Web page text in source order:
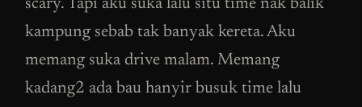
scary. Tapi aku suka lalu situ time nak balik
kampung sebab tak banyak kereta. Aku
memang suka drive malam. Memang
kadang2 ada bau hanyir busuk time lalu